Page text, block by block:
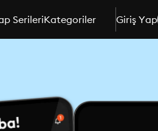
SerileriKategoriler Giriş Yap